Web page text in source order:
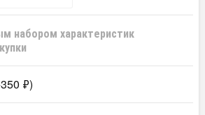
набором характеристик
350 ₽)